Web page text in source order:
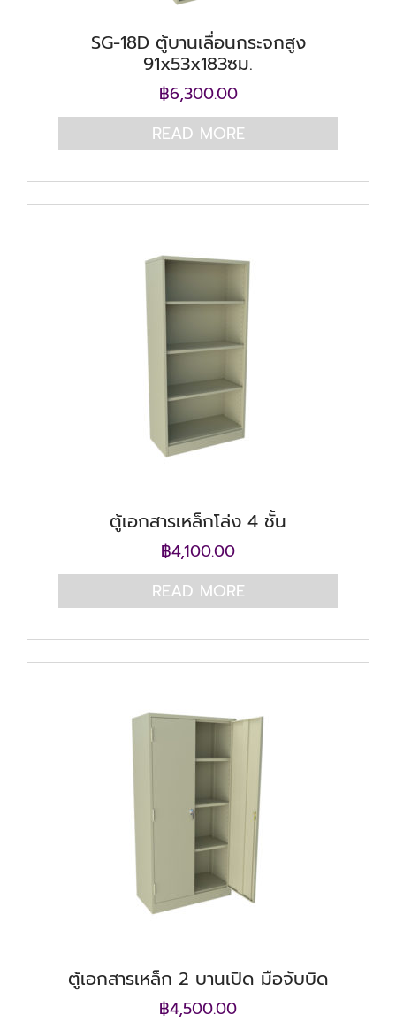
SG-18D ตู้บานเลื่อนกระจกสูง
91x53x183ซม.
฿6,300.00
READ MORE
ตู้เอกสารเหล็กโล่ง 4 ชั้น
฿4,100.00
READ MORE
ตู้เอกสารเหล็ก 2 บานเปิด มือจับบิด
฿4,500.00